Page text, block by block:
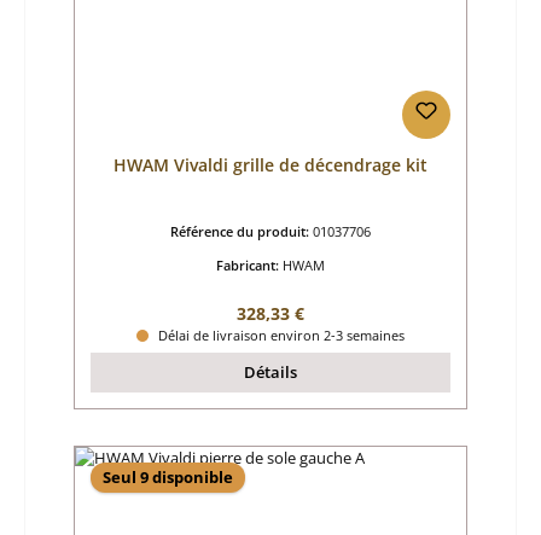
HWAM Vivaldi grille de décendrage kit
Référence du produit: 01037706
Fabricant: HWAM
Prix régulier :
328,33 €
Délai de livraison environ 2-3 semaines
Détails
Seul 9 disponible